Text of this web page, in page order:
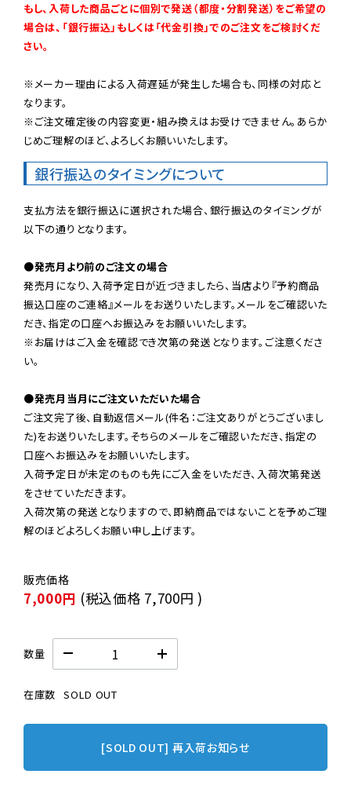
もし、入荷した商品ごとに個別で発送（都度・分割発送）をご希望の
場合は、「銀行振込」もしくは「代金引換」でのご注文をご検討くだ
さい。
※メーカー理由による入荷遅延が発生した場合も、同様の対応と
なります。
※ご注文確定後の内容変更・組み換えはお受けできません。あらか
じめご理解のほど、よろしくお願いいたします。
銀行振込のタイミングについて
支払方法を銀行振込に選択された場合、銀行振込のタイミングが
以下の通りとなります。
●発売月より前のご注文の場合
発売月になり、入荷予定日が近づきましたら、当店より『予約商品
振込口座のご連絡』メールをお送りいたします。メールをご確認いた
だき、指定の口座へお振込みをお願いいたします。
※お届けはご入金を確認でき次第の発送となります。ご注意くださ
い。
●発売月当月にご注文いただいた場合
ご注文完了後、自動返信メール(件名：ご注文ありがとうございまし
た)をお送りいたします。そちらのメールをご確認いただき、指定の
口座へお振込みをお願いいたします。
入荷予定日が未定のものも先にご入金をいただき、入荷次第発送
をさせていただきます。
入荷次第の発送となりますので、即納商品ではないことを予めご理
解のほどよろしくお願い申し上げます。
7,000円 (税込価格 7,700円 )
数量
在庫数 SOLD OUT
[SOLD OUT] 再入荷お知らせ